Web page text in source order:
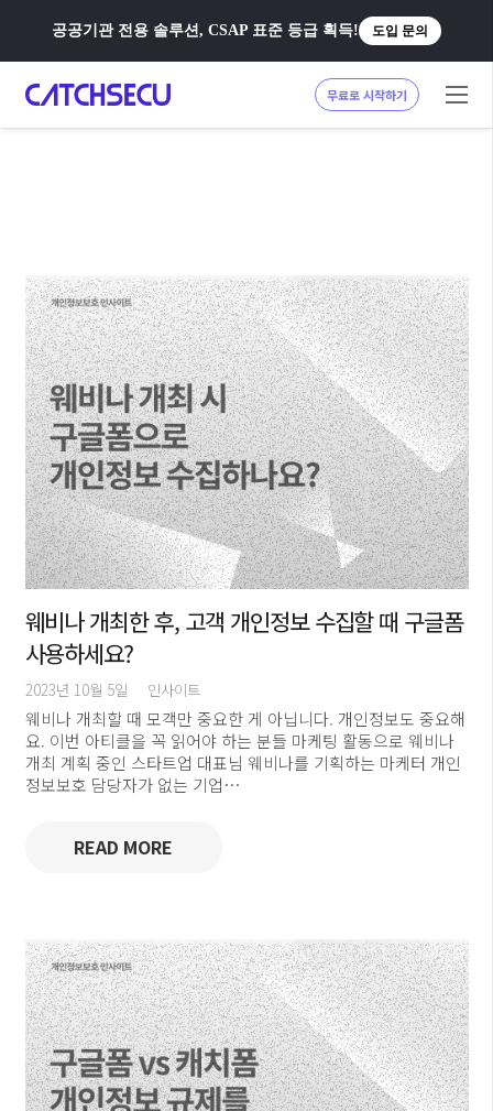
공공기관 전용 솔루션, CSAP 표준 등급 획득! 도입 문의
무료로 시작하기
웨비나 개최한 후, 고객 개인정보 수집할 때 구글폼
사용하세요?
2023년 10월 5일 인사이트
웨비나 개최할 때 모객만 중요한 게 아닙니다. 개인정보도 중요해
요. 이번 아티클을 꼭 읽어야 하는 분들 마케팅 활동으로 웨비나
개최 계획 중인 스타트업 대표님 웨비나를 기획하는 마케터 개인
정보보호 담당자가 없는 기업…
READ MORE